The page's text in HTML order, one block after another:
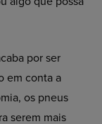
por ser
em conta a
os pneus
serem mais